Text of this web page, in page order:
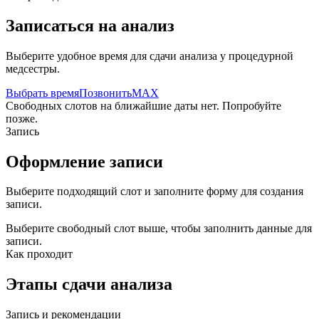
Записаться на анализ
Выберите удобное время для сдачи анализа у процедурной
медсестры.
Выбрать времяПозвонитьMAX
Свободных слотов на ближайшие даты нет. Попробуйте
позже.
Запись
Оформление записи
Выберите подходящий слот и заполните форму для создания
записи.
Выберите свободный слот выше, чтобы заполнить данные для
записи.
Как проходит
Этапы сдачи анализа
Запись и рекомендации